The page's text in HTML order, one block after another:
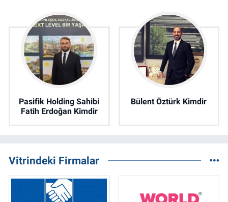
Pasifik Holding Sahibi
Fatih Erdoğan Kimdir
Bülent Öztürk Kimdir
Vitrindeki Firmalar